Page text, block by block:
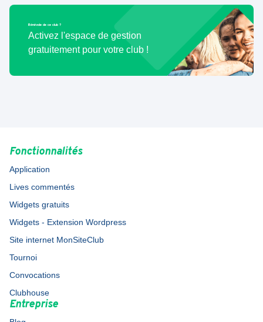
Bénévole de ce club ?
Activez l'espace de gestion
gratuitement pour votre club !
Fonctionnalités
Application
Lives commentés
Widgets gratuits
Widgets - Extension Wordpress
Site internet MonSiteClub
Tournoi
Convocations
Clubhouse
Entreprise